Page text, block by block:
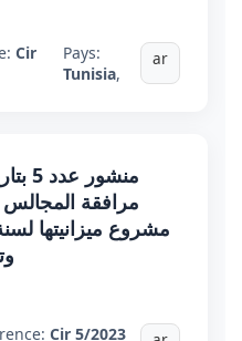
Cir
Pays:
Tunisia,
ar
مرافقة
Cir 5/2023